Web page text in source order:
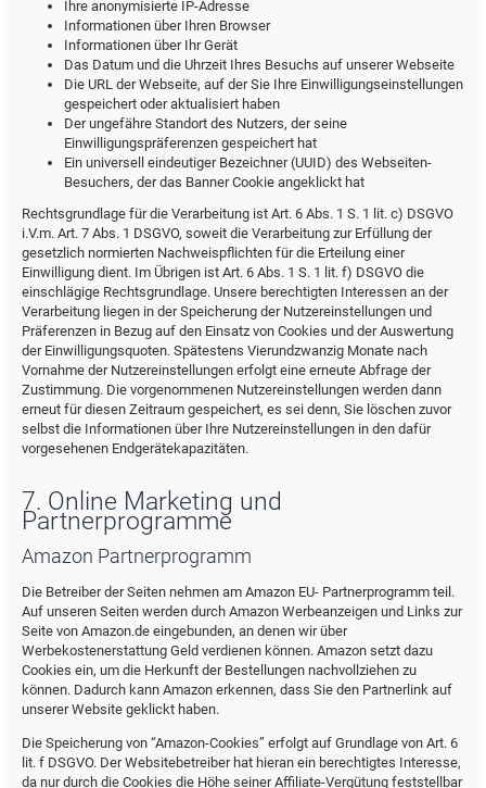
Ihre anonymisierte IP-Adresse
Informationen über Ihren Browser
Informationen über Ihr Gerät
Das Datum und die Uhrzeit Ihres Besuchs auf unserer Webseite
Die URL der Webseite, auf der Sie Ihre Einwilligungseinstellungen
gespeichert oder aktualisiert haben
Der ungefähre Standort des Nutzers, der seine
Einwilligungspräferenzen gespeichert hat
Ein universell eindeutiger Bezeichner (UUID) des Webseiten-
Besuchers, der das Banner Cookie angeklickt hat
Rechtsgrundlage für die Verarbeitung ist Art. 6 Abs. 1 S. 1 lit. c) DSGVO
i.V.m. Art. 7 Abs. 1 DSGVO, soweit die Verarbeitung zur Erfüllung der
gesetzlich normierten Nachweispflichten für die Erteilung einer
Einwilligung dient. Im Übrigen ist Art. 6 Abs. 1 S. 1 lit. f) DSGVO die
einschlägige Rechtsgrundlage. Unsere berechtigten Interessen an der
Verarbeitung liegen in der Speicherung der Nutzereinstellungen und
Präferenzen in Bezug auf den Einsatz von Cookies und der Auswertung
der Einwilligungsquoten. Spätestens Vierundzwanzig Monate nach
Vornahme der Nutzereinstellungen erfolgt eine erneute Abfrage der
Zustimmung. Die vorgenommenen Nutzereinstellungen werden dann
erneut für diesen Zeitraum gespeichert, es sei denn, Sie löschen zuvor
selbst die Informationen über Ihre Nutzereinstellungen in den dafür
vorgesehenen Endgerätekapazitäten.
7. Online Marketing und
Partnerprogramme
Amazon Partnerprogramm
Die Betreiber der Seiten nehmen am Amazon EU- Partnerprogramm teil.
Auf unseren Seiten werden durch Amazon Werbeanzeigen und Links zur
Seite von Amazon.de eingebunden, an denen wir über
Werbekostenerstattung Geld verdienen können. Amazon setzt dazu
Cookies ein, um die Herkunft der Bestellungen nachvollziehen zu
können. Dadurch kann Amazon erkennen, dass Sie den Partnerlink auf
unserer Website geklickt haben.
Die Speicherung von “Amazon-Cookies” erfolgt auf Grundlage von Art. 6
lit. f DSGVO. Der Websitebetreiber hat hieran ein berechtigtes Interesse,
da nur durch die Cookies die Höhe seiner Affiliate-Vergütung feststellbar